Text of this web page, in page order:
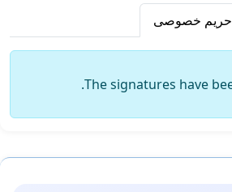
خصوصی
The signatures have